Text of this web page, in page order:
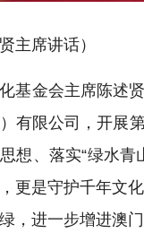
主席讲话）
基金会主席陈述
有限公司，开展
想、落实“绿水青
更是守护千年文
，进一步增进澳